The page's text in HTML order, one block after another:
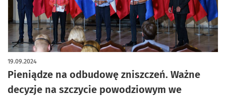
Pieniądze na odbudowę zniszczeń. Ważne
decyzje na szczycie powodziowym we
19.09.2024
artykuł z galerią zdjęć